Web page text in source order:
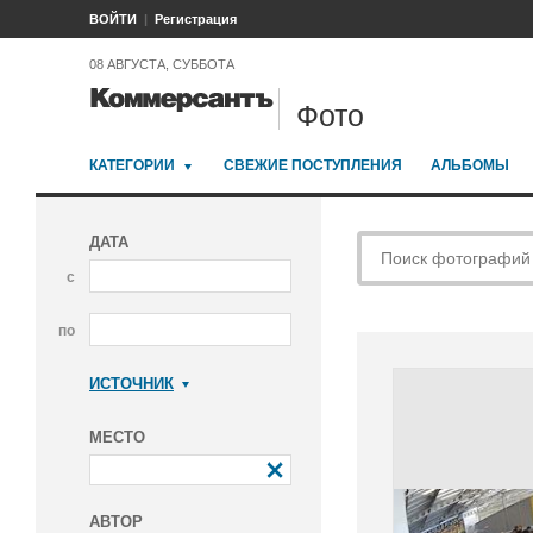
ВОЙТИ Регистрация
08 АВГУСТА, СУББОТА
Фото
КАТЕГОРИИ СВЕЖИЕ ПОСТУПЛЕНИЯ АЛЬБОМЫ
ДАТА
с
по
ИСТОЧНИК
МЕСТО
АВТОР